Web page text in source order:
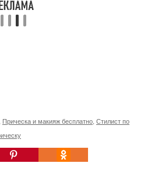
Прическа и макияж бесплатно Стилист по